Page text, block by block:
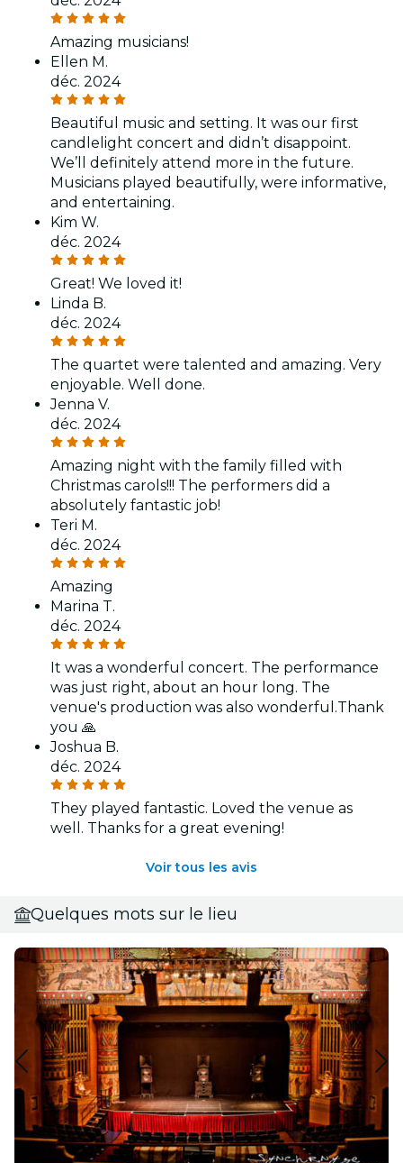
Amazing musicians!
Ellen M.
déc. 2024
Beautiful music and setting. It was our first
candlelight concert and didn’t disappoint.
We’ll definitely attend more in the future.
Musicians played beautifully, were informative,
and entertaining.
Kim W.
déc. 2024
Great! We loved it!
Linda B.
déc. 2024
The quartet were talented and amazing. Very
enjoyable. Well done.
Jenna V.
déc. 2024
Amazing night with the family filled with
Christmas carols!!! The performers did a
absolutely fantastic job!
Teri M.
déc. 2024
Amazing
Marina T.
déc. 2024
It was a wonderful concert. The performance
was just right, about an hour long. The
venue's production was also wonderful.Thank
you 🙏
Joshua B.
déc. 2024
They played fantastic. Loved the venue as
well. Thanks for a great evening!
Voir tous les avis
Quelques mots sur le lieu